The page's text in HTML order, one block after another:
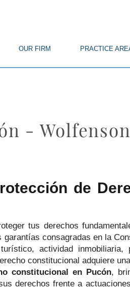
OUR FIRM PRACTICE
-
de
tus derechos
consagradas en la
actividad inmobiliaria,
constitucional adquiere
constitucional en Pucón,
derechos frente a